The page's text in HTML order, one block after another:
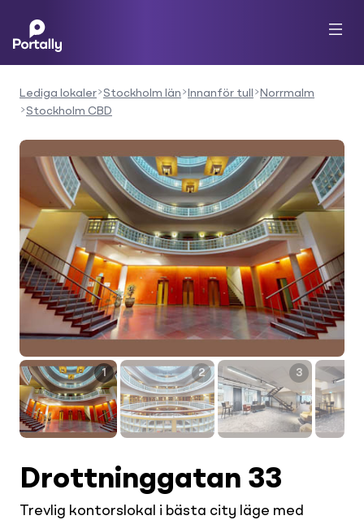
Lediga lokaler Stockholm län Innanför tull
Norrmalm
Stockholm CBD
1 2 3
Drottninggatan 33
Trevlig kontorslokal i bästa city läge med